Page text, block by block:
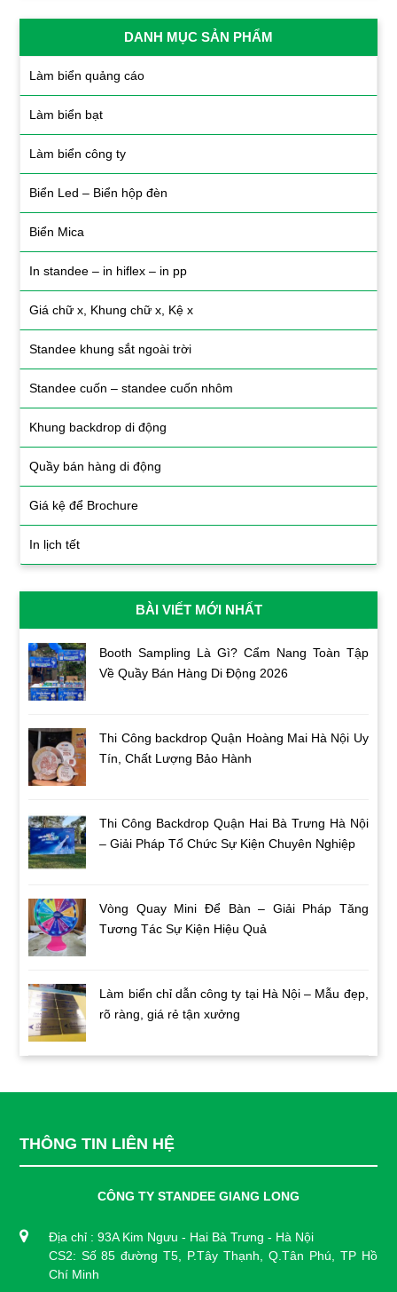
DANH MỤC SẢN PHẨM
Làm biển quảng cáo
Làm biển bạt
Làm biển công ty
Biển Led – Biển hộp đèn
Biển Mica
In standee – in hiflex – in pp
Giá chữ x, Khung chữ x, Kệ x
Standee khung sắt ngoài trời
Standee cuốn – standee cuốn nhôm
Khung backdrop di động
Quầy bán hàng di động
Giá kệ để Brochure
In lịch tết
BÀI VIẾT MỚI NHẤT
Booth Sampling Là Gì? Cẩm Nang Toàn Tập
Về Quầy Bán Hàng Di Động 2026
Thi Công backdrop Quận Hoàng Mai Hà Nội Uy
Tín, Chất Lượng Bảo Hành
Thi Công Backdrop Quận Hai Bà Trưng Hà Nội
– Giải Pháp Tổ Chức Sự Kiện Chuyên Nghiệp
Vòng Quay Mini Để Bàn – Giải Pháp Tăng
Tương Tác Sự Kiện Hiệu Quả
Làm biển chỉ dẫn công ty tại Hà Nội – Mẫu đẹp,
rõ ràng, giá rẻ tận xưởng
THÔNG TIN LIÊN HỆ
CÔNG TY STANDEE GIANG LONG
Địa chỉ : 93A Kim Ngưu - Hai Bà Trưng - Hà Nội
CS2: Số 85 đường T5, P.Tây Thạnh, Q.Tân Phú, TP Hồ
Chí Minh